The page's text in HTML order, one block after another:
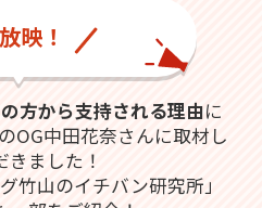
映！
方から支持される理由に
OG中田花奈さんに取材し
きました！
竹山のイチバン研究所」